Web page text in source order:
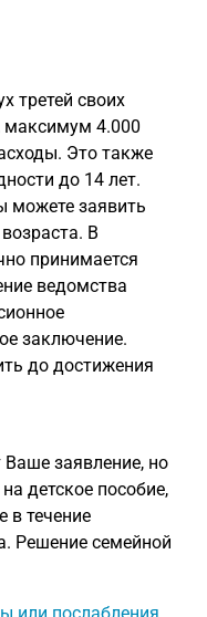
третей своих
максимум 4.000
Это также
до 14 лет.
можете заявить
В
принимается
ведомства
заключение.
до достижения
Ваше заявление, но
детское пособие,
в течение
Решение семейной